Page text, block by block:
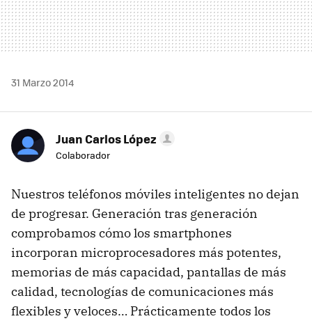
31 Marzo 2014
Juan Carlos López
Colaborador
Nuestros teléfonos móviles inteligentes no dejan
de progresar. Generación tras generación
comprobamos cómo los smartphones
incorporan microprocesadores más potentes,
memorias de más capacidad, pantallas de más
calidad, tecnologías de comunicaciones más
flexibles y veloces… Prácticamente todos los